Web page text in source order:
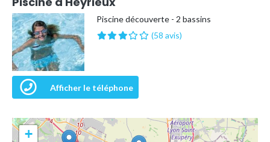
Piscine découverte - 2 bassins
(58 avis)
Afficher le téléphone
+